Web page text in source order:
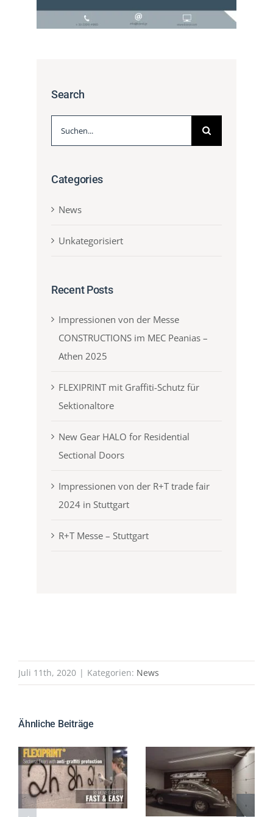
Search
Categories
News
Unkategorisiert
Recent Posts
Impressionen von der Messe
CONSTRUCTIONS im MEC Peanias –
Athen 2025
FLEXIPRINT mit Graffiti-Schutz für
Sektionaltore
New Gear HALO for Residential
Sectional Doors
Impressionen von der R+T trade fair
2024 in Stuttgart
R+T Messe – Stuttgart
Juli 11th, 2020 | Kategorien: News
Ähnliche Beiträge